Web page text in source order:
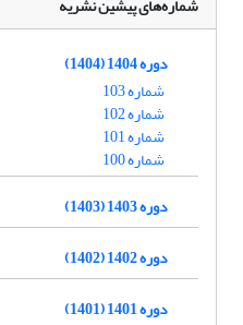
دوره 1404 (1404)
شماره 103
شماره 102
شماره 101
شماره 100
دوره 1403 (1403)
دوره 1402 (1402)
دوره 1401 (1401)